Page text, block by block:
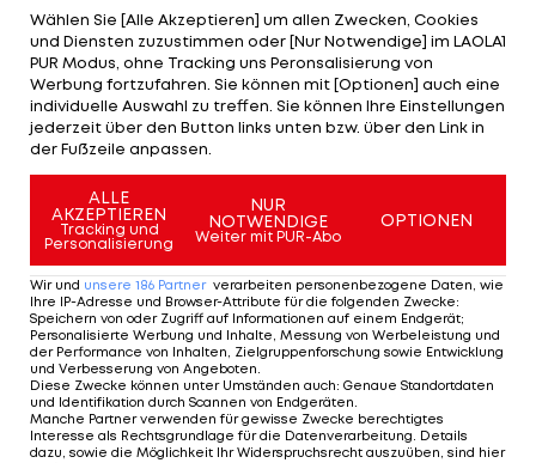
durchstoßen. Nun muss der Spanier drei bis vier
Tage im Spital bleiben. Auch die Teilnahme an den
Olympischen Spielen ist gefährdet. Für Andre
Greipel gibt es hingegen gute Nachrichten. Der
Deutsche bleibt von Brüchen verschont und kann
weiterfahren.
Mehr zum Thema
Wählen Sie [Alle Akzeptieren] um allen Zwecken, Cookies
und Diensten zuzustimmen oder [Nur Notwendige] im LAOLA1
PUR Modus, ohne Tracking uns Peronsalisierung von
Werbung fortzufahren. Sie können mit [Optionen] auch eine
individuelle Auswahl zu treffen. Sie können Ihre Einstellungen
jederzeit über den Button links unten bzw. über den Link in
der Fußzeile anpassen.
ALLE
AKZEPTIEREN
Tracking und
Personalisierung
NUR
NOTWENDIGE
Weiter mit PUR-Abo
OPTIONEN
Wir und unsere 186 Partner verarbeiten personenbezogene Daten, wie
Ihre IP-Adresse und Browser-Attribute für die folgenden Zwecke:
Speichern von oder Zugriff auf Informationen auf einem Endgerät;
Personalisierte Werbung und Inhalte, Messung von Werbeleistung und
der Performance von Inhalten, Zielgruppenforschung sowie Entwicklung
und Verbesserung von Angeboten.
Diese Zwecke können unter Umständen auch: Genaue Standortdaten
und Identifikation durch Scannen von Endgeräten.
Manche Partner verwenden für gewisse Zwecke berechtigtes
Interesse als Rechtsgrundlage für die Datenverarbeitung. Details
dazu, sowie die Möglichkeit Ihr Widerspruchsrecht auszuüben, sind hier